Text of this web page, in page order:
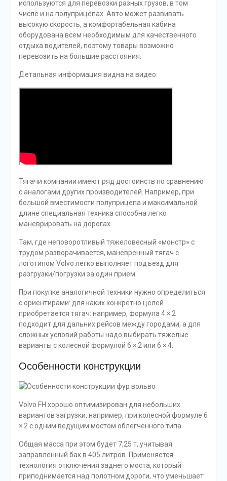
используются для перевозки разных грузов, в том
числе и на полуприцепах. Авто может развивать
высокую скорость, а комфортабельная кабина
оборудована всем необходимым для качественного
отдыха водителей, поэтому товары возможно
перевозить на большие расстояния.
Детальная информация видна на видео:
Тягачи компании имеют ряд достоинств по сравнению
с аналогами других производителей. Например, при
большой вместимости полуприцепа и максимальной
длине специальная техника способна легко
маневрировать на дорогах.
Там, где неповоротливый тяжеловесный «монстр» с
трудом разворачивается, маневренный тягач с
логотипом Volvo легко выполняет подъезд для
разгрузки/погрузки за один прием.
При покупке аналогичной техники нужно определиться
с ориентирами: для каких конкретно целей
приобретается тягач: например, формула 4 × 2
подходит для дальних рейсов между городами, а для
сложных условий работы надо выбирать тяжелые
варианты с колесной формулой 6 × 2 или 6 × 4.
Особенности конструкции
Volvo FH хорошо оптимизирован для небольших
вариантов загрузки, например, при колесной формуле 6
× 2 с одним ведущим мостом облегченного типа.
Общая масса при этом будет 7,25 т, учитывая
заправленный бак в 405 литров. Применяется
технология отключения заднего моста, который
приподнимается над полотном дороги, что уменьшает